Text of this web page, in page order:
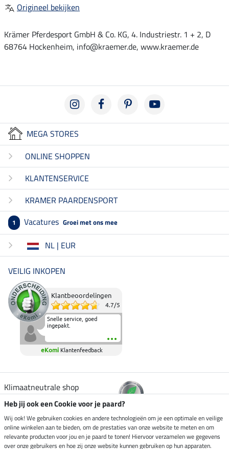
Origineel bekijken
Krämer Pferdesport GmbH & Co. KG, 4. Industriestr. 1 + 2, D
68764 Hockenheim, info@kraemer.de, www.kraemer.de
MEGA STORES
ONLINE SHOPPEN
KLANTENSERVICE
KRAMER PAARDENSPORT
1 Vacatures Groei met ons mee
NL | EUR
VEILIG INKOPEN
Klantbeoordelingen
4.7/5
Snelle service, goed
ingepakt.
eKomi Klantenfeedback
Klimaatneutrale shop
Verzending per
Heb jij ook een Cookie voor je paard?
Wij ook! We gebruiken cookies en andere technologieën om je een optimale en veilige
online winkelen aan te bieden, om de prestaties van onze website te meten en om
relevante producten voor jou en je paard te tonen! Hiervoor verzamelen we gegevens
over onze gebruikers en hoe zij onze website kunnen gebruiken op hun apparaten.